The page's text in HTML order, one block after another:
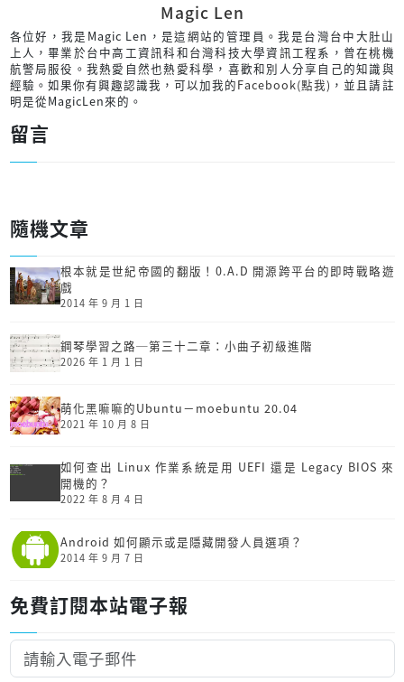
Magic Len
各位好，我是Magic Len，是這網站的管理員。我是台灣台中大肚山
上人，畢業於台中高工資訊科和台灣科技大學資訊工程系，曾在桃機
航警局服役。我熱愛自然也熱愛科學，喜歡和別人分享自己的知識與
經驗。如果你有興趣認識我，可以加我的Facebook(點我) ，並且請註
明是從MagicLen來的。
留言
隨機文章
根本就是世紀帝國的翻版！0.A.D 開源跨平台的即時戰略遊
戲
2014 年 9 月 1 日
鋼琴學習之路─第三十二章：小曲子初級進階
2026 年 1 月 1 日
萌化黑嘛嘛的Ubuntu－moebuntu 20.04
2021 年 10 月 8 日
如何查出 Linux 作業系統是用 UEFI 還是 Legacy BIOS 來
開機的？
2022 年 8 月 4 日
Android 如何顯示或是隱藏開發人員選項？
2014 年 9 月 7 日
免費訂閱本站電子報